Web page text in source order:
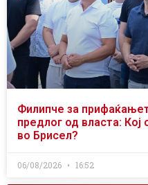
Филипче за
предлог од власта: Кој
во Брисел?
06/08/2026 16:52